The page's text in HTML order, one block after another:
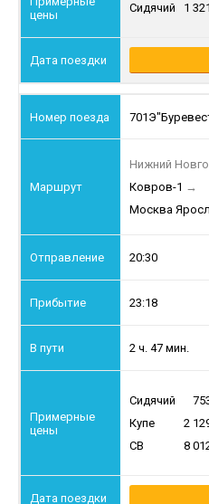
Сидячий 1 321
701Э
Нижний
Ковров-1 →
Москва
20:30
23:18
2 ч. 47 мин.
Сидячий
Купе
2
СВ
8